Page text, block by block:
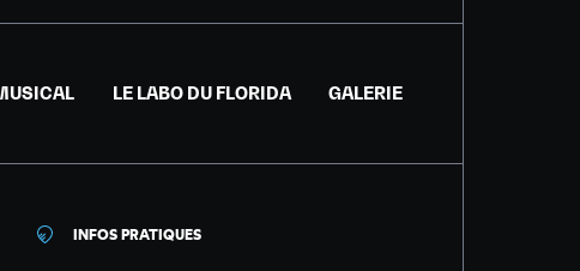
LE LABO DU FLORIDA GALERIE
INFOS PRATIQUES